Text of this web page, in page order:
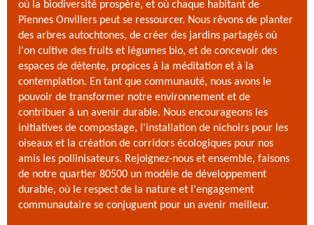
où la biodiversité prospère, et où chaque habitant de
Piennes Onvillers peut se ressourcer. Nous rêvons de planter
des arbres autochtones, de créer des jardins partagés où
l'on cultive des fruits et légumes bio, et de concevoir des
espaces de détente, propices à la méditation et à la
contemplation. En tant que communauté, nous avons le
pouvoir de transformer notre environnement et de
contribuer à un avenir durable. Nous encourageons les
initiatives de compostage, l'installation de nichoirs pour les
oiseaux et la création de corridors écologiques pour nos
amis les pollinisateurs. Rejoignez-nous et ensemble, faisons
de notre quartier 80500 un modèle de développement
durable, où le respect de la nature et l'engagement
communautaire se conjuguent pour un avenir meilleur.